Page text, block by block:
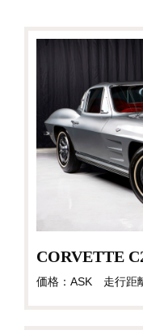
CORVETTE
価格：ASK 走行距